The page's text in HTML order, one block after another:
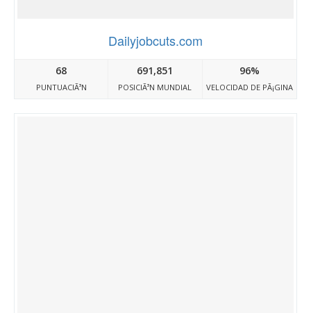
Dailyjobcuts.com
68
PUNTUACIÃ³N
691,851
POSICIÃ³N MUNDIAL
96%
VELOCIDAD DE PÃ¡GINA